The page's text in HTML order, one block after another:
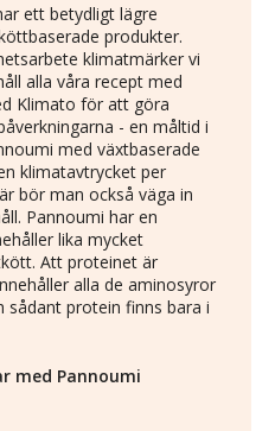
ett betydligt lägre
produkter.
klimatmärker vi
alla våra recept med
Klimato för att göra
- en måltid i
med växtbaserade
klimatavtrycket per
bör man också väga in
Pannoumi har en
lika mycket
Att proteinet är
alla de aminosyror
sådant protein finns bara i
med Pannoumi